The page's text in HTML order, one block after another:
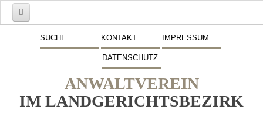
SUCHE KONTAKT IMPRESSUM
DATENSCHUTZ
ANWALTVEREIN
IM LANDGERICHTSBEZIRK
Schwerpunkte